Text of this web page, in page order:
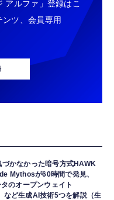
アルファ」登録はこ
ツ、会員専用
かなかった暗号方式HAWK
Mythosが60時間で発見、
のオープンウェイト
ど生成AI技術5つを解説（生